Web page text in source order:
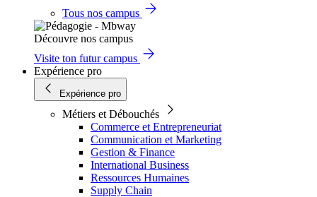
Tous nos campus
Découvre nos campus
Visite ton futur campus
Expérience pro
Expérience pro
Métiers et Débouchés
Commerce et Entrepreneuriat
Communication et Marketing
Gestion & Finance
International Business
Ressources Humaines
Supply Chain